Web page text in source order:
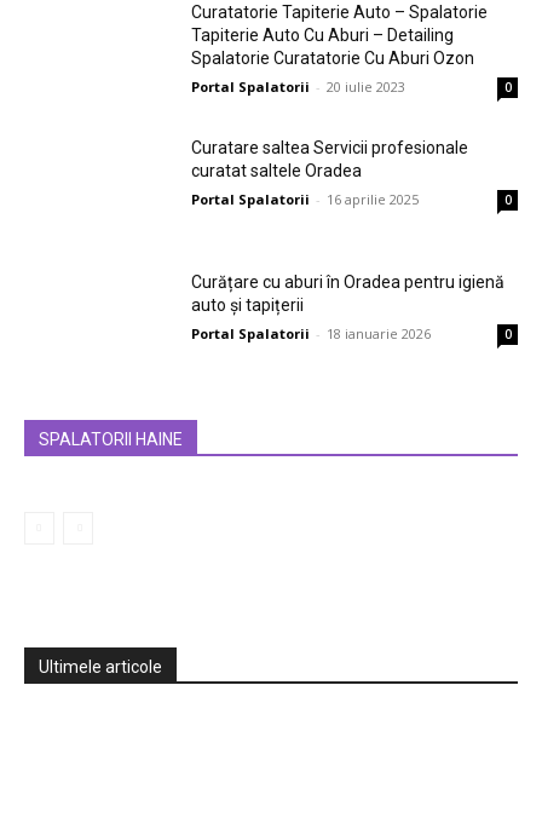
Curatatorie Tapiterie Auto – Spalatorie
Tapiterie Auto Cu Aburi – Detailing
Spalatorie Curatatorie Cu Aburi Ozon
Portal Spalatorii - 20 iulie 2023 0
Curatare saltea Servicii profesionale
curatat saltele Oradea
Portal Spalatorii - 16 aprilie 2025 0
Curățare cu aburi în Oradea pentru igienă
auto și tapițerii
Portal Spalatorii - 18 ianuarie 2026 0
SPALATORII HAINE
Ultimele articole